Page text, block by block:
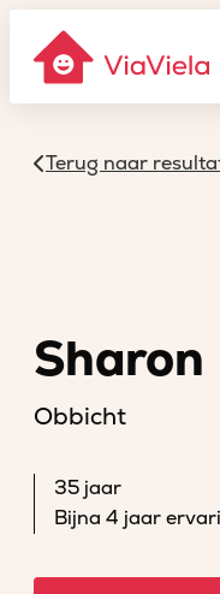
Terug naar
Sharon
Obbicht
35 jaar
Bijna 4 jaar